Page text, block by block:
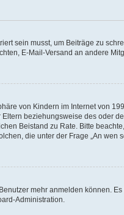
sein musst, um Beiträge zu
E-Mail-Versand an andere
von Kindern im Internet von
beziehungsweise des oder
Beistand zu Rate. Bitte
die unter der Frage „An wen
mehr anmelden können.
Administration.